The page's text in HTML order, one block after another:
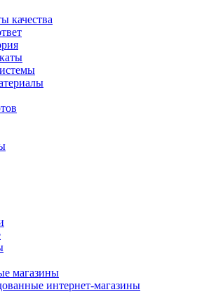
качества
магазины
интернет-магазины